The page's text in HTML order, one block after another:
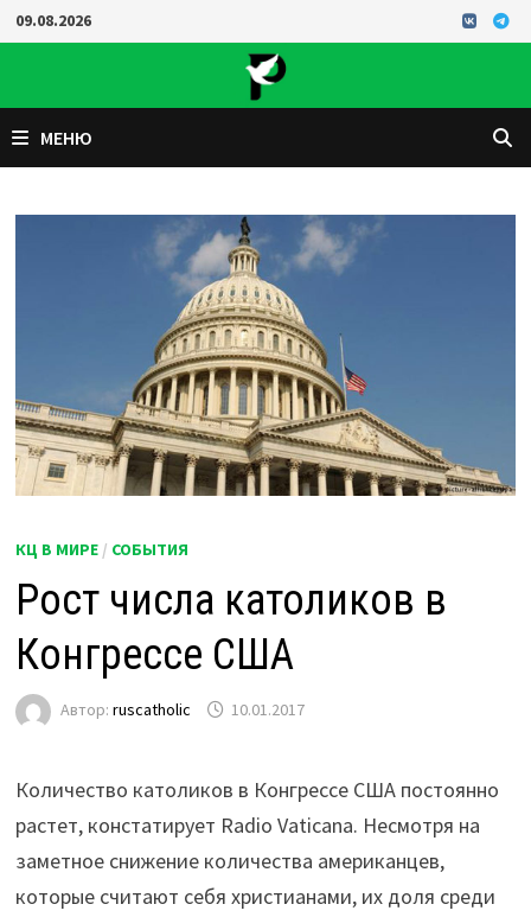
Перейти
к
09.08.2026
МЕНЮ
КЦ В МИРЕ / СОБЫТИЯ
Рост числа католиков в
Конгрессе США
Автор:ruscatholic 10.01.2017
Количество католиков в Конгрессе США постоянно
растет, констатирует Radio Vaticana. Несмотря на
заметное снижение количества американцев,
которые считают себя христианами, их доля среди